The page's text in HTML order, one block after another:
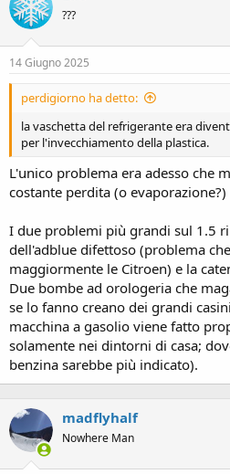
i
o
n
:
???
14 Giugno 2025
perdigiorno ha detto:
la vaschetta del refrigerante era
per l'invecchiamento della plastica.
L'unico problema era adesso che
costante perdita (o
I due problemi più grandi sul 1.5
dell'adblue difettoso (problema
maggiormente le Citroen) e la
Due bombe ad orologeria che
se lo fanno creano dei grandi
macchina a gasolio viene fatto
solamente nei dintorni di casa;
benzina sarebbe più indicato).
madflyhalf
Nowhere Man